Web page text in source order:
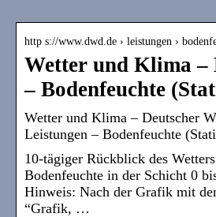
http s://www.dwd.de › leistungen ›
Wetter und Klima –
– Bodenfeuchte
Wetter und Klima – Deutscher
Leistungen – Bodenfeuchte
10-tägiger Rückblick des
Bodenfeuchte in der Schicht 0
Hinweis: Nach der Grafik mit
“Grafik, …